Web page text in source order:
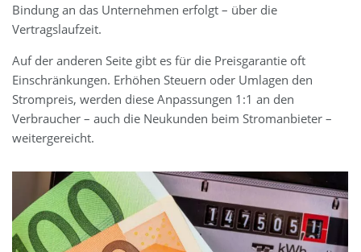
Bindung an das Unternehmen erfolgt – über die
Vertragslaufzeit.
Auf der anderen Seite gibt es für die Preisgarantie oft
Einschränkungen. Erhöhen Steuern oder Umlagen den
Strompreis, werden diese Anpassungen 1:1 an den
Verbraucher – auch die Neukunden beim Stromanbieter –
weitergereicht.